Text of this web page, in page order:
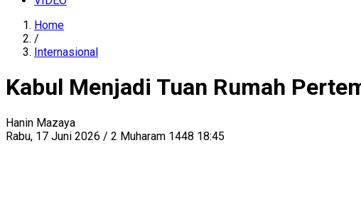
Home
/
Internasional
Kabul Menjadi Tuan Rumah
Hanin Mazaya
Rabu, 17 Juni 2026 / 2 Muharam 1448 18:45